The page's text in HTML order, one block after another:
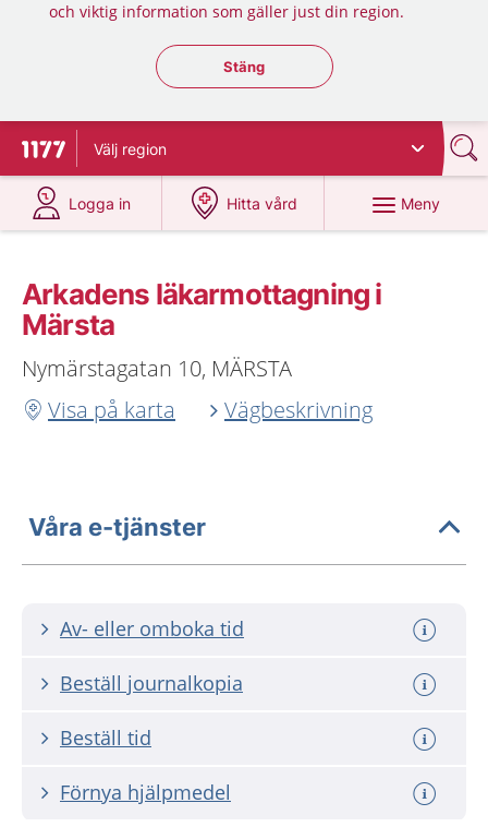
och viktig information som gäller just din region.
Stäng regionsväljaren
Stäng
Till startsidan för 1177
Välj region
Logga in
på 1177.se
Hitta vård
på 1177.se
Meny
Arkadens läkarmottagning i
Märsta
Nymärstagatan 10, MÄRSTA
Visa på karta
Vägbeskrivning
Våra e-tjänster
Av- eller omboka tid
Beställ journalkopia
Beställ tid
Förnya hjälpmedel